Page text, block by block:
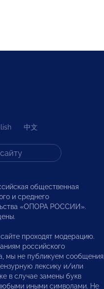
中文
общественная
и среднего
«ОПОРА РОССИИ».
проходят модерацию.
российского
мы не публикуем сообщения,
лексику и/или
в случае замены букв
иными символами. Не